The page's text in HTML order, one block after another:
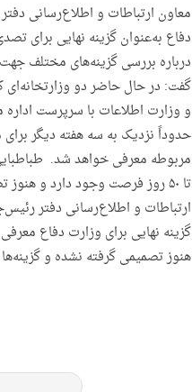
معاون ارتباطات و اطلاع‌رسانی
دفاع به‌عنوان گزینه نهایی برای
درباره بررسی گزینه‌های مختلف
گفت: در حال حاضر دو وزارتخانه‌ای
و وزارت اطلاعات با سرپرست
حدوداً نزدیک به سه هفته دیگر برای
مربوطه معرفی خواهد شد.
تا ۵۰ روز فرصت وجود دارد و
ارتباطات و اطلاع‌رسانی دفتر
گزینه نهایی برای وزارت دفاع
هنوز تصمیمی گرفته نشده و